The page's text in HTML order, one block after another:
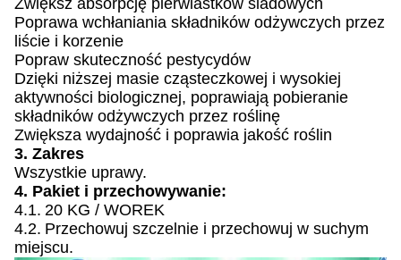
Zwiększ absorpcję pierwiastków śladowych
Poprawa wchłaniania składników odżywczych przez
liście i korzenie
Popraw skuteczność pestycydów
Dzięki niższej masie cząsteczkowej i wysokiej
aktywności biologicznej, poprawiają pobieranie
składników odżywczych przez roślinę
Zwiększa wydajność i poprawia jakość roślin
3. Zakres
Wszystkie uprawy.
4. Pakiet i przechowywanie:
4.1. 20 KG / WOREK
4.2. Przechowuj szczelnie i przechowuj w suchym
miejscu.